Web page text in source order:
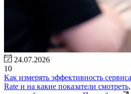
24.07.2026
10
Как измерять эффективность
Rate и на какие показатели